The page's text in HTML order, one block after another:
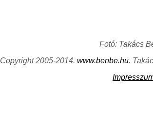
Fotó: Takács
Copyright 2005-2014. www.benbe.hu.